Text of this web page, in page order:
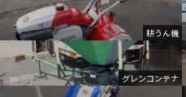
耕うん機
グレンコンテナ